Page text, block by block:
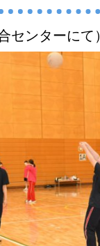
センターにて）